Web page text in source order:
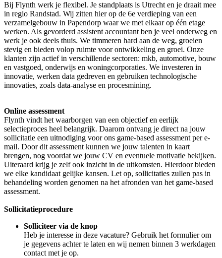
Bij Flynth werk je flexibel. Je standplaats is Utrecht en je draait mee
in regio Randstad. Wij zitten hier op de 6e verdieping van een
verzamelgebouw in Papendorp waar we met elkaar op één etage
werken. Als gevorderd assistent accountant ben je veel onderweg en
werk je ook deels thuis. We timmeren hard aan de weg, groeien
stevig en bieden volop ruimte voor ontwikkeling en groei. Onze
klanten zijn actief in verschillende sectoren: mkb, automotive, bouw
en vastgoed, onderwijs en woningcorporaties. We investeren in
innovatie, werken data gedreven en gebruiken technologische
innovaties, zoals data-analyse en procesmining.
Online assessment
Flynth vindt het waarborgen van een objectief en eerlijk
selectieproces heel belangrijk. Daarom ontvang je direct na jouw
sollicitatie een uitnodiging voor ons game-based assessment per e-
mail. Door dit assessment kunnen we jouw talenten in kaart
brengen, nog voordat we jouw CV en eventuele motivatie bekijken.
Uiteraard krijg je zelf ook inzicht in de uitkomsten. Hierdoor bieden
we elke kandidaat gelijke kansen. Let op, sollicitaties zullen pas in
behandeling worden genomen na het afronden van het game-based
assessment.
Sollicitatieprocedure
Solliciteer via de knop
Heb je interesse in deze vacature? Gebruik het formulier om
je gegevens achter te laten en wij nemen binnen 3 werkdagen
contact met je op.